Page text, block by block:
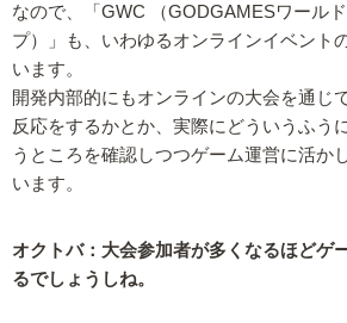
なので、「GWC （GODGAMESワール
プ）」も、いわゆるオンラインイベント
います。
開発内部的にもオンラインの大会を通じ
反応をするかとか、実際にどういうふう
うところを確認しつつゲーム運営に活か
います。
オクトバ：大会参加者が多くなるほどゲ
るでしょうしね。